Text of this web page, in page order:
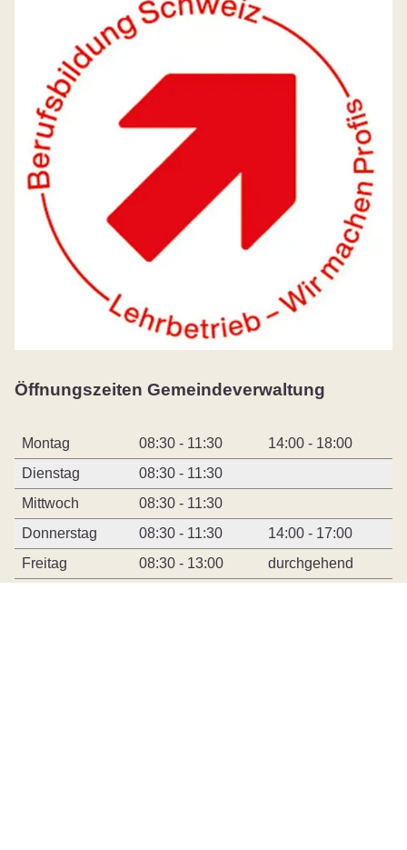
Öffnungszeiten Gemeindeverwaltung
Montag 08:30 - 11:30
14:00 - 18:00
Dienstag
08:30 - 11:30
Mittwoch
08:30 - 11:30
Donnerstag
08:30 - 11:30
14:00 - 17:00
Freitag
08:30 - 13:00 durchgehend